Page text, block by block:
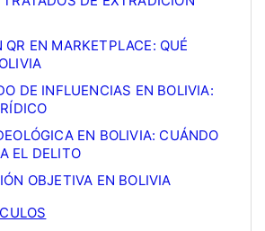
QR EN MARKETPLACE: QUÉ
DE INFLUENCIAS EN BOLIVIA:
EN BOLIVIA: CUÁNDO
EL DELITO
OBJETIVA EN BOLIVIA